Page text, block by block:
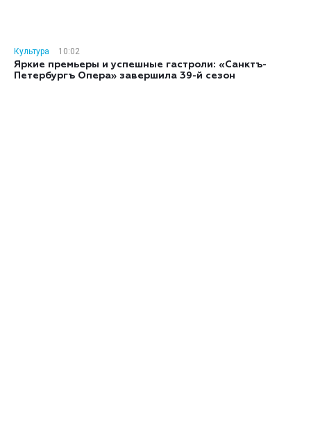
Культура
10:02
Яркие премьеры и успешные гастроли: «Санктъ-
Петербургъ Опера» завершила 39-й сезон